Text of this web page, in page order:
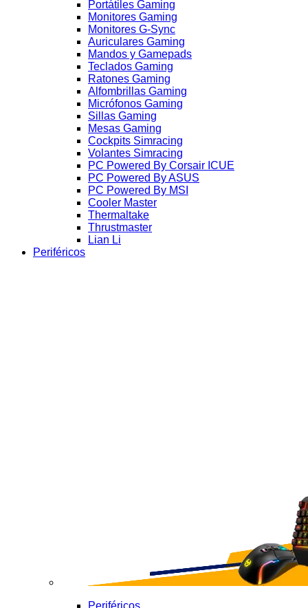
Portátiles Gaming
Monitores Gaming
Monitores G-Sync
Auriculares Gaming
Mandos y Gamepads
Teclados Gaming
Ratones Gaming
Alfombrillas Gaming
Micrófonos Gaming
Sillas Gaming
Mesas Gaming
Cockpits Simracing
Volantes Simracing
PC Powered By Corsair ICUE
PC Powered By ASUS
PC Powered By MSI
Cooler Master
Thermaltake
Thrustmaster
Lian Li
Periféricos